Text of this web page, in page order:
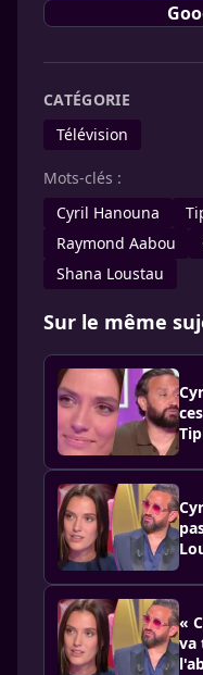
CATÉGORIE
Télévision
Mots-clés :
Cyril Hanouna
Raymond Aabou
Shana Loustau
Sur le même
«
va